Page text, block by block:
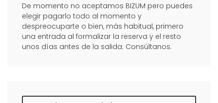
De momento no aceptamos BIZUM pero puedes
elegir pagarlo todo al momento y
despreocuparte o bien, más habitual, primero
una entrada al formalizar la reserva y el resto
unos días antes de la salida. Consúltanos.